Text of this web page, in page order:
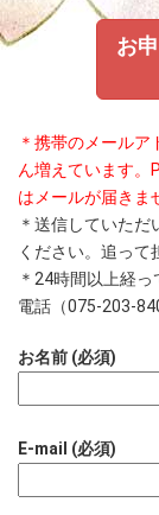
お
＊携帯のメール
ん増えています。
はメールが届きま
＊送信していた
ください。追って
＊24時間以上経
電話（075-203-
お名前 (必須)
E-mail (必須)